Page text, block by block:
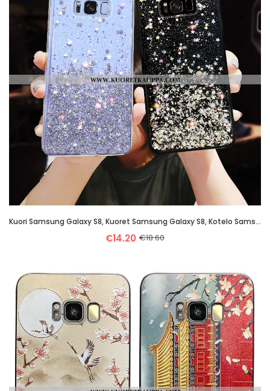
Kuori Samsung Galaxy S8, Kuoret Samsung Galaxy S8, Kotelo Samsung Galaxy S8 Pehmeä Neste Silikoni Al
€14.20 €18.60